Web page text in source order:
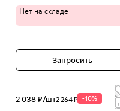
Иваново
Нет на складе
Запросить
2 038 ₽/шт2 264 ₽ -10%